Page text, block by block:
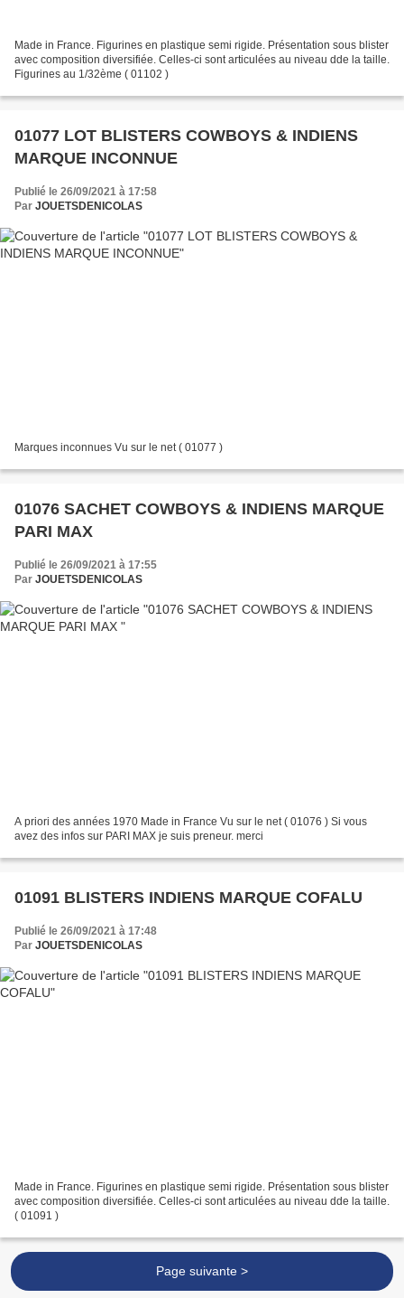
Made in France. Figurines en plastique semi rigide. Présentation sous blister
avec composition diversifiée. Celles-ci sont articulées au niveau dde la taille.
Figurines au 1/32ème ( 01102 )
01077 LOT BLISTERS COWBOYS & INDIENS
MARQUE INCONNUE
Publié le 26/09/2021 à 17:58
Par JOUETSDENICOLAS
Marques inconnues Vu sur le net ( 01077 )
01076 SACHET COWBOYS & INDIENS MARQUE
PARI MAX
Publié le 26/09/2021 à 17:55
Par JOUETSDENICOLAS
A priori des années 1970 Made in France Vu sur le net ( 01076 ) Si vous
avez des infos sur PARI MAX je suis preneur. merci
01091 BLISTERS INDIENS MARQUE COFALU
Publié le 26/09/2021 à 17:48
Par JOUETSDENICOLAS
Made in France. Figurines en plastique semi rigide. Présentation sous blister
avec composition diversifiée. Celles-ci sont articulées au niveau dde la taille.
( 01091 )
Page suivante >